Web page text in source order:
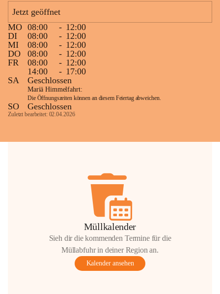
Jetzt geöffnet
MO 08:00 - 12:00
DI
08:00 - 12:00
MI
08:00 - 12:00
DO
08:00 - 12:00
FR
08:00 - 12:00
14:00
- 17:00
SA
Geschlossen
Mariä Himmelfahrt:
Die Öffnungszeiten können an diesem Feiertag abweichen.
SO Geschlossen
Zuletzt bearbeitet: 02.04.2026
Müllkalender
Sieh dir die kommenden Termine für die
Müllabfuhr in deiner Region an.
Kalender ansehen